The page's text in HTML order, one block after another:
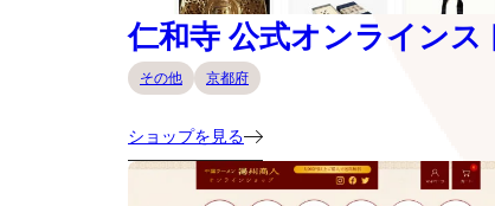
仁和寺 公式オンラインス
その他 京都府
ショップを見る